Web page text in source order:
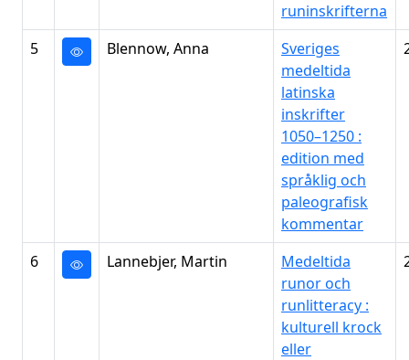
runinskrifterna
5 Blennow, Anna
Sveriges
medeltida
latinska
inskrifter
1050–1250 :
edition med
språklig och
paleografisk
kommentar
6 Lannebjer, Martin
Medeltida
runor och
runlitteracy :
kulturell krock
eller